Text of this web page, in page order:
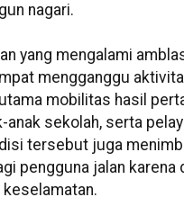
nagari.
yang mengalami
mengganggu
mobilitas hasil
anak sekolah, serta
tersebut juga
pengguna jalan karena
keselamatan.